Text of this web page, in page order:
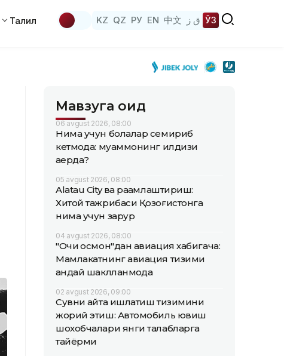
Таҳлил KZ QZ РУ EN 中文 ق ز ЎЗ
Мавзуга оид
06 avgust 2026, 08:00
Нима учун болалар семириб
кетмоқда: муаммонинг илдизи
қаерда?
05 avgust 2026, 08:00
Alatau City ва рақамлаштириш:
Хитой тажрибаси Қозоғистонга
нима учун зарур
04 avgust 2026, 08:00
"Очиқ осмон"дан авиация хабигача:
Мамлакатнинг авиация тизими
қандай шаклланмоқда
02 avgust 2026, 09:00
Сувни қайта ишлатиш тизимини
жорий этиш: Автомобиль ювиш
шохобчалари янги талабларга
тайёрми